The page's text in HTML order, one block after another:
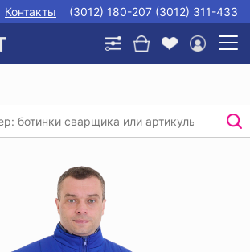
Контакты (3012) 180-207 (3012) 311-433
/
Жилет утепленный